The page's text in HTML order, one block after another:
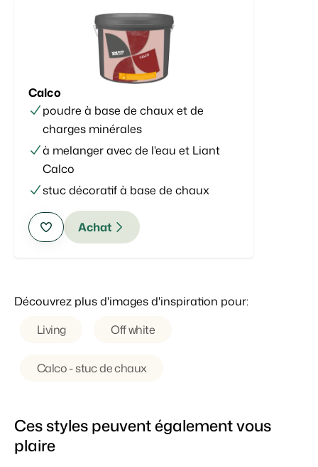
Calco
poudre à base de chaux et de
charges minérales
à melanger avec de l'eau et Liant
Calco
stuc décoratif à base de chaux
Achat
Découvrez plus d'images d'inspiration pour:
Living
Off white
Calco - stuc de chaux
Ces styles peuvent également vous
plaire